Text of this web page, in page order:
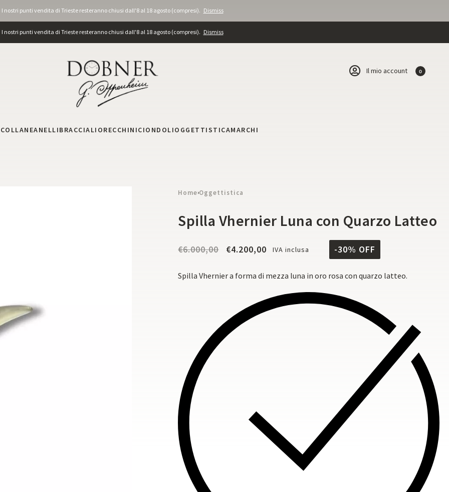
I nostri punti vendita di Trieste resteranno chiusi dall'8 al 18 agosto (compresi). Dismiss
I nostri punti vendita di Trieste resteranno chiusi dall'8 al 18 agosto (compresi). Dismiss
Il mio account 0
COLLANEANELLIBRACCIALI ORECCHINICIONDOLIOGGETTISTICAMARCHI
Home›Oggettistica
Spilla Vhernier Luna con Quarzo Latteo
€6.000,00 €4.200,00 IVA inclusa -30% OFF
Spilla Vhernier a forma di mezza luna in oro rosa con quarzo latteo.